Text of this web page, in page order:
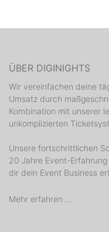
ÜBER DIGINIGHTS
Wir vereinfachen deine
Umsatz durch
Kombination mit unserer
unkomplizierten
Unsere fortschrittlichen
20 Jahre Event-
dir dein Event Business
Mehr erfahren ...